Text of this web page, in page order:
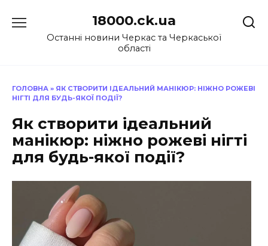
до
18000.ck.ua
Останні новини Черкас та Черкаської
області
ГОЛОВНА » ЯК СТВОРИТИ ІДЕАЛЬНИЙ МАНІКЮР: НІЖНО РОЖЕВІ
НІГТІ ДЛЯ БУДЬ-ЯКОЇ ПОДІЇ?
Як створити ідеальний
манікюр: ніжно рожеві нігті
для будь-якої події?